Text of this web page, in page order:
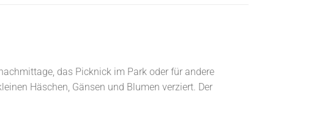
das Picknick im Park oder für andere
Häschen, Gänsen und Blumen verziert. Der